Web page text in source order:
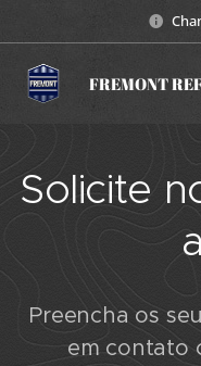
FREMONT
Solicite
Preencha os
em contato